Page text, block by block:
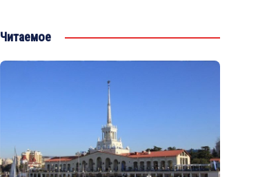
Читаемое